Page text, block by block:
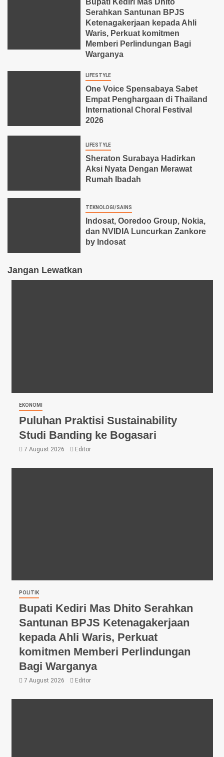
Serahkan Santunan BPJS
Ketenagakerjaan kepada Ahli
Waris, Perkuat komitmen
Memberi Perlindungan Bagi
Warganya
LIFESTYLE
One Voice Spensabaya Sabet
Empat Penghargaan di Thailand
International Choral Festival
2026
LIFESTYLE
Sheraton Surabaya Hadirkan
Aksi Nyata Dengan Merawat
Rumah Ibadah
TEKNOLOGI/SAINS
Indosat, Ooredoo Group, Nokia,
dan NVIDIA Luncurkan Zankore
by Indosat
Jangan Lewatkan
EKONOMI
Puluhan Praktisi Sustainability
Studi Banding ke Bogasari
7 August 2026 Editor
POLITIK
Bupati Kediri Mas Dhito Serahkan
Santunan BPJS Ketenagakerjaan
kepada Ahli Waris, Perkuat
komitmen Memberi Perlindungan
Bagi Warganya
7 August 2026 Editor